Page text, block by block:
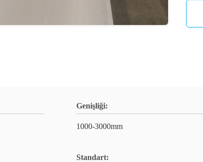
Genişliği:
1000-3000mm
Standart: